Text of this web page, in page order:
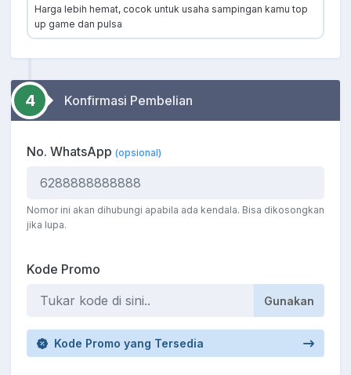
Harga lebih hemat, cocok untuk usaha sampingan kamu top
up game dan pulsa
4 Konfirmasi Pembelian
No. WhatsApp (opsional)
Nomor ini akan dihubungi apabila ada kendala. Bisa dikosongkan
jika lupa.
Kode Promo
Gunakan
Kode Promo yang Tersedia